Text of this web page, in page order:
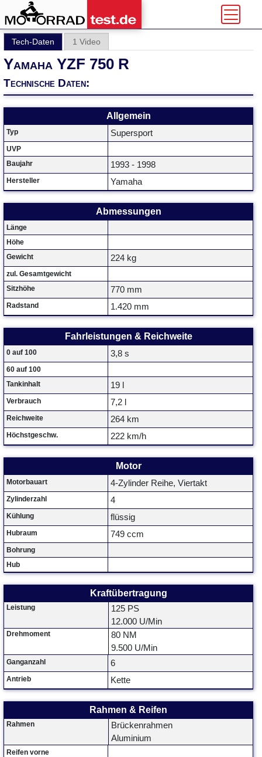
Tech-Daten 1 Video
Yamaha YZF 750 R
Technische Daten:
Allgemein
Typ Supersport
UVP
Baujahr
1993 - 1998
Hersteller Yamaha
Abmessungen
Länge
Höhe
Gewicht
224 kg
zul. Gesamtgewicht
Sitzhöhe
770 mm
Radstand 1.420 mm
Fahrleistungen & Reichweite
0 auf 100 3,8 s
60 auf 100
Tankinhalt
19 l
Verbrauch 7,2 l
Reichweite 264 km
Höchstgeschw. 222 km/h
Motor
Motorbauart 4-Zylinder Reihe, Viertakt
Zylinderzahl 4
Kühlung flüssig
Hubraum 749 ccm
Bohrung
Hub
Kraftübertragung
Leistung
125 PS
12.000 U/Min
Drehmoment
80 NM
9.500 U/Min
Ganganzahl 6
Antrieb Kette
Rahmen & Reifen
Rahmen
Brückenrahmen
Aluminium
Reifen vorne